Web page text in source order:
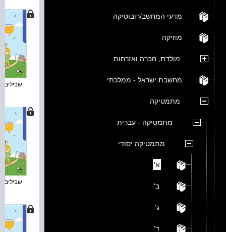
מדעי המחשב/רובוטיקה
מוזיקה
מולדת, חברה ואזרחות
מחשבת ישראל - ממלכתי
מתמטיקה
מתמטיקה - עברית
מתמטיקה יסודי
א'
ב'
ג'
ד'
שבילים
שבילים